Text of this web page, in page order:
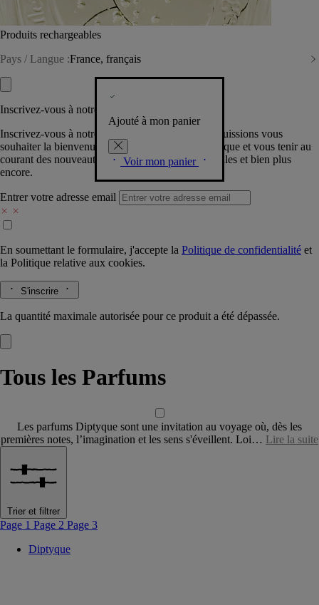
Produits rechargeables
Pays / Langue :France, français
Ajouté à mon panier
Voir mon panier
Inscrivez-vous à notre Newsletter
Inscrivez-vous à notre newsletter pour que nous puissions vous
souhaiter la bienvenue dans la communauté Diptyque et vous tenir au
courant des nouveautés, événements, offres spéciales et bien plus
encore.
Entrer votre adresse email
En soumettant le formulaire, j'accepte la Politique de confidentialité et
la Politique relative aux cookies.
S'inscrire
La quantité maximale autorisée pour ce produit a été dépassée.
Tous les Parfums
Les parfums Diptyque sont une invitation au voyage où, dès les
premières notes, l’imagination et les sens s'éveillent. Loi… Lire la suite
Trier et filtrer
Page 1 Page 2 Page 3
Diptyque